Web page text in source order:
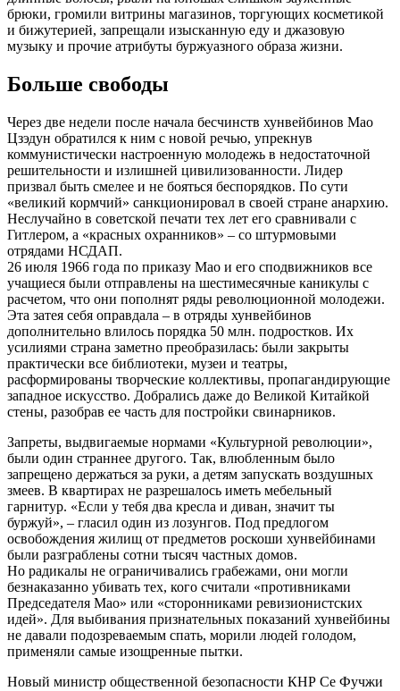
брюки, громили витрины магазинов, торгующих косметикой
и бижутерией, запрещали изысканную еду и джазовую
музыку и прочие атрибуты буржуазного образа жизни.
Больше свободы
Через две недели после начала бесчинств хунвейбинов Мао
Цзэдун обратился к ним с новой речью, упрекнув
коммунистически настроенную молодежь в недостаточной
решительности и излишней цивилизованности. Лидер
призвал быть смелее и не бояться беспорядков. По сути
«великий кормчий» санкционировал в своей стране анархию.
Неслучайно в советской печати тех лет его сравнивали с
Гитлером, а «красных охранников» – со штурмовыми
отрядами НСДАП.
26 июля 1966 года по приказу Мао и его сподвижников все
учащиеся были отправлены на шестимесячные каникулы с
расчетом, что они пополнят ряды революционной молодежи.
Эта затея себя оправдала – в отряды хунвейбинов
дополнительно влилось порядка 50 млн. подростков. Их
усилиями страна заметно преобразилась: были закрыты
практически все библиотеки, музеи и театры,
расформированы творческие коллективы, пропагандирующие
западное искусство. Добрались даже до Великой Китайкой
стены, разобрав ее часть для постройки свинарников.
Запреты, выдвигаемые нормами «Культурной революции»,
были один страннее другого. Так, влюбленным было
запрещено держаться за руки, а детям запускать воздушных
змеев. В квартирах не разрешалось иметь мебельный
гарнитур. «Если у тебя два кресла и диван, значит ты
буржуй», – гласил один из лозунгов. Под предлогом
освобождения жилищ от предметов роскоши хунвейбинами
были разграблены сотни тысяч частных домов.
Но радикалы не ограничивались грабежами, они могли
безнаказанно убивать тех, кого считали «противниками
Председателя Мао» или «сторонниками ревизионистских
идей». Для выбивания признательных показаний хунвейбины
не давали подозреваемым спать, морили людей голодом,
применяли самые изощренные пытки.
Новый министр общественной безопасности КНР Се Фучжи